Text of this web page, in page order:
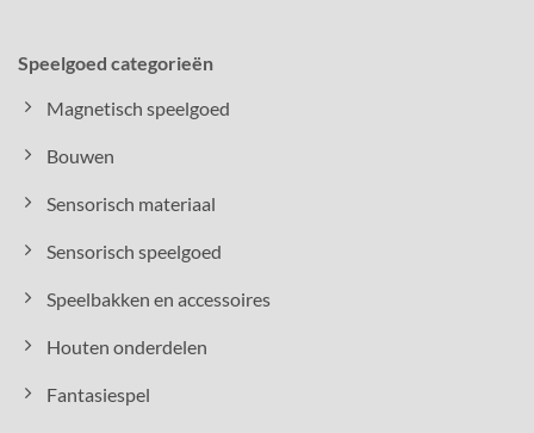
Speelgoed categorieën
Magnetisch speelgoed
Bouwen
Sensorisch materiaal
Sensorisch speelgoed
Speelbakken en accessoires
Houten onderdelen
Fantasiespel